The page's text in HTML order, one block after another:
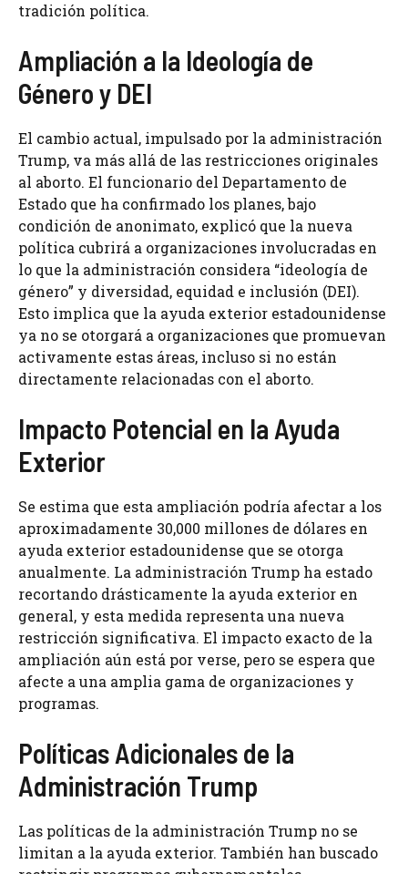
tradición política.
Ampliación a la Ideología de
Género y DEI
El cambio actual, impulsado por la administración
Trump, va más allá de las restricciones originales
al aborto. El funcionario del Departamento de
Estado que ha confirmado los planes, bajo
condición de anonimato, explicó que la nueva
política cubrirá a organizaciones involucradas en
lo que la administración considera “ideología de
género” y diversidad, equidad e inclusión (DEI).
Esto implica que la ayuda exterior estadounidense
ya no se otorgará a organizaciones que promuevan
activamente estas áreas, incluso si no están
directamente relacionadas con el aborto.
Impacto Potencial en la Ayuda
Exterior
Se estima que esta ampliación podría afectar a los
aproximadamente 30,000 millones de dólares en
ayuda exterior estadounidense que se otorga
anualmente. La administración Trump ha estado
recortando drásticamente la ayuda exterior en
general, y esta medida representa una nueva
restricción significativa. El impacto exacto de la
ampliación aún está por verse, pero se espera que
afecte a una amplia gama de organizaciones y
programas.
Políticas Adicionales de la
Administración Trump
Las políticas de la administración Trump no se
limitan a la ayuda exterior. También han buscado